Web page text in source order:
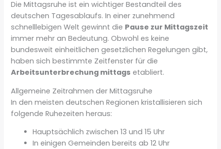
Die Mittagsruhe ist ein wichtiger Bestandteil des
deutschen Tagesablaufs. In einer zunehmend
schnelllebigen Welt gewinnt die Pause zur Mittagszeit
immer mehr an Bedeutung. Obwohl es keine
bundesweit einheitlichen gesetzlichen Regelungen gibt,
haben sich bestimmte Zeitfenster für die
Arbeitsunterbrechung mittags etabliert.
Allgemeine Zeitrahmen der Mittagsruhe
In den meisten deutschen Regionen kristallisieren sich
folgende Ruhezeiten heraus:
Hauptsächlich zwischen 13 und 15 Uhr
In einigen Gemeinden bereits ab 12 Uhr